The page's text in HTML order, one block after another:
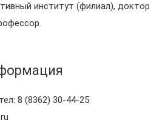
институт (филиал), доктор
8 (8362) 30-44-25